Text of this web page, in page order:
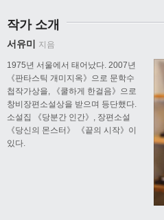
작가 소개
서유미 지음
1975년 서울에서 태어났다. 2007년
《판타스틱 개미지옥》으로 문학수
첩작가상을, 《쿨하게 한걸음》으로
창비장편소설상을 받으며 등단했다.
소설집 《당분간 인간》, 장편소설
《당신의 몬스터》 《끝의 시작》이
있다.